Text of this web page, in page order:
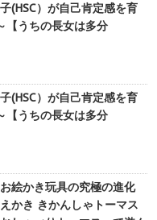
(HSC）が自己肯定感を育
【うちの長女は多分
(HSC）が自己肯定感を育
【うちの長女は多分
絵かき玩具の究極の進化
かき きかんしゃトーマス